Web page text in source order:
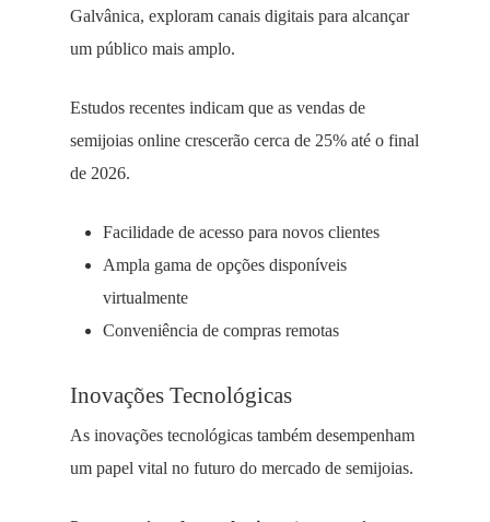
Galvânica, exploram canais digitais para alcançar
um público mais amplo.
Estudos recentes indicam que as vendas de
semijoias online crescerão cerca de 25% até o final
de 2026.
Facilidade de acesso para novos clientes
Ampla gama de opções disponíveis
virtualmente
Conveniência de compras remotas
Inovações Tecnológicas
As inovações tecnológicas também desempenham
um papel vital no futuro do mercado de semijoias.